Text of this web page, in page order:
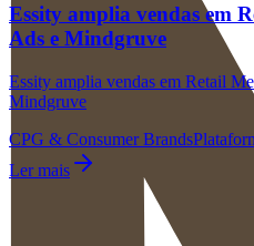
Essity amplia vendas em
Ads e Mindgruve
Essity amplia vendas em Retail
Mindgruve
CPG & Consumer Brands
Ler mais